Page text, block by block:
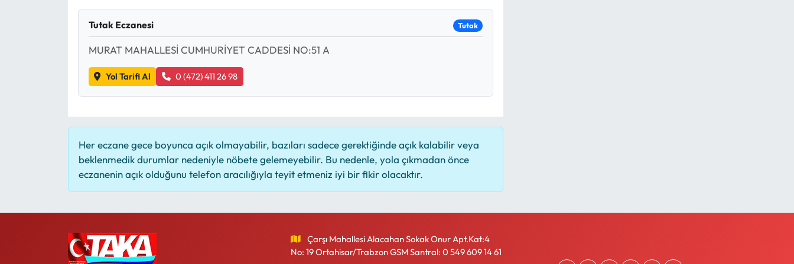
Tutak Eczanesi Tutak
MURAT MAHALLESİ CUMHURİYET CADDESİ NO:51 A
Yol Tarifi Al 0 (472) 411 26 98
Her eczane gece boyunca açık olmayabilir, bazıları sadece gerektiğinde açık kalabilir veya
beklenmedik durumlar nedeniyle nöbete gelemeyebilir. Bu nedenle, yola çıkmadan önce
eczanenin açık olduğunu telefon aracılığıyla teyit etmeniz iyi bir fikir olacaktır.
Çarşı Mahallesi Alacahan Sokak Onur Apt.Kat:4
No: 19 Ortahisar/Trabzon GSM Santral: 0 549 609 14 61
Mektup Galeri
Karikatür Galeri
Spor Yazıları
Mektup Galeri